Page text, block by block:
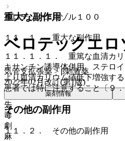
重大な副作用
１１．１． 重大な副作用
１１．１．１． 重篤な血清カリ
キサンチン誘導体併用、ステロ
より血清カリウム値低下増強す
患者では特に注意すること〔９
その他の副作用
１１．２． その他の副作用
ベロテックエロゾル１００
ベロテックエロ
気管支拡張薬 > β刺激薬
2022年02月改訂(第1版)
薬剤情報
先
毒
劇
麻